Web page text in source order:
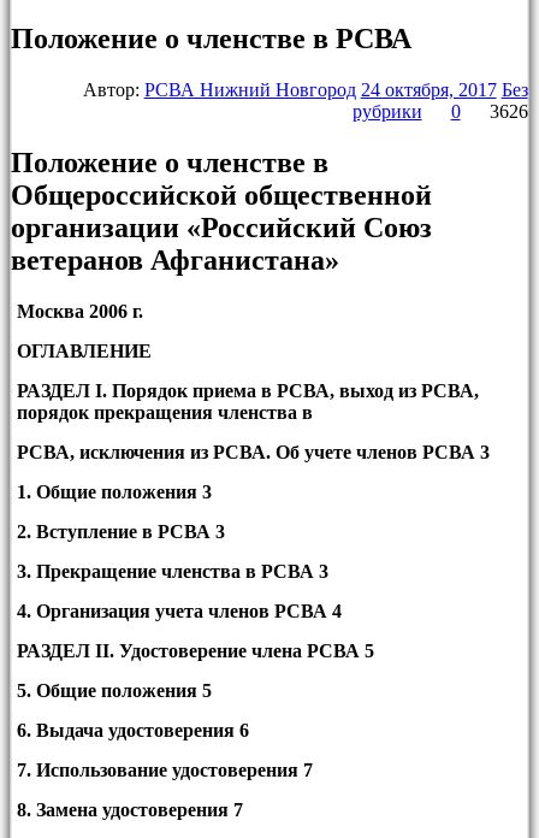
Положение о членстве в РСВА
Автор: РСВА Нижний Новгород 24 октября, 2017 Без
рубрики
0 3626
Положение о членстве в
Общероссийской общественной
организации «Российский Союз
ветеранов Афганистана»
Москва 2006 г.
ОГЛАВЛЕНИЕ
РАЗДЕЛI.Порядок приема в РСВА, выход из РСВА,
порядок прекращения членства в
РСВА, исключения из РСВА. Об учете членов РСВА 3
1. Общие положения 3
2. Вступление в РСВА 3
3. Прекращение членства в РСВА 3
4. Организация учета членов РСВА 4
РАЗДЕЛII. Удостоверение члена РСВА 5
5. Общие положения 5
6. Выдача удостоверения 6
7. Использование удостоверения 7
8. Замена удостоверения 7